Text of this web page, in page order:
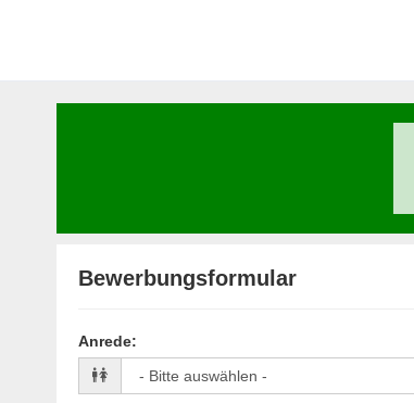
Bewerbungsformular
Anrede: